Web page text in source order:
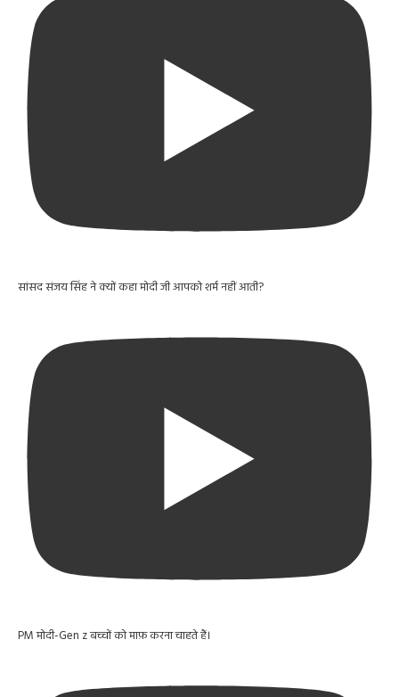
सांसद संजय सिंह ने क्यों कहा मोदी जी आपको शर्म नहीं आती?
PM मोदी-Gen z बच्चों को माफ़ करना चाहते हैं।